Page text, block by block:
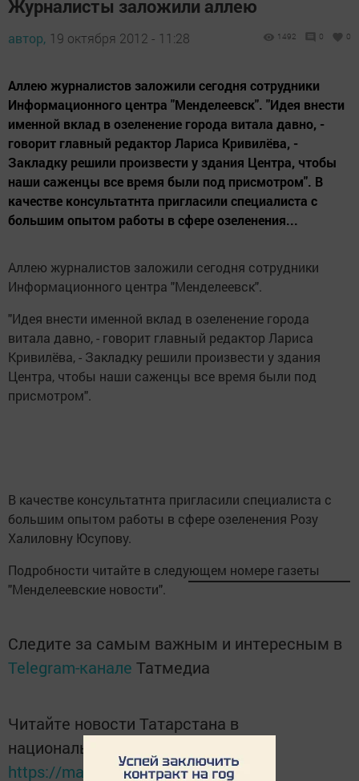
Журналисты заложили аллею
автор, 19 октября 2012 - 11:28 1492 0 0
Аллею журналистов заложили сегодня сотрудники
Информационного центра "Менделеевск". "Идея внести
именной вклад в озеленение города витала давно, -
говорит главный редактор Лариса Кривилёва, -
Закладку решили произвести у здания Центра, чтобы
наши саженцы все время были под присмотром". В
качестве консультатнта пригласили специалиста с
большим опытом работы в сфере озеленения...
Аллею журналистов заложили сегодня сотрудники
Информационного центра "Менделеевск".
"Идея внести именной вклад в озеленение города
витала давно, - говорит главный редактор Лариса
Кривилёва, - Закладку решили произвести у здания
Центра, чтобы наши саженцы все время были под
присмотром".
В качестве консультатнта пригласили специалиста с
большим опытом работы в сфере озеленения Розу
Халиловну Юсупову.
Подробности читайте в следующем номере газеты
"Менделеевские новости".
Следите за самым важным и интересным в
Telegram-канале Татмедиа
Читайте новости Татарстана в
национальном мессенджере MАХ:
https://max.ru/tatmedia